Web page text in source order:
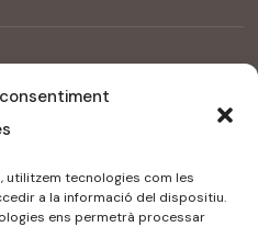
utilitzem tecnologies com les
a la informació del dispositiu.
ens permetrà processar